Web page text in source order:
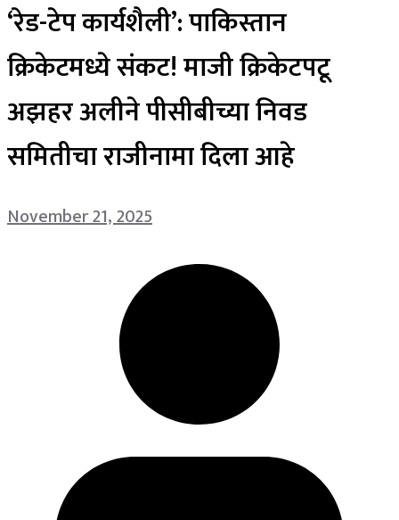
‘रेड-टेप कार्यशैली’: पाकिस्तान
क्रिकेटमध्ये संकट! माजी क्रिकेटपटू
अझहर अलीने पीसीबीच्या निवड
समितीचा राजीनामा दिला आहे
November 21, 2025